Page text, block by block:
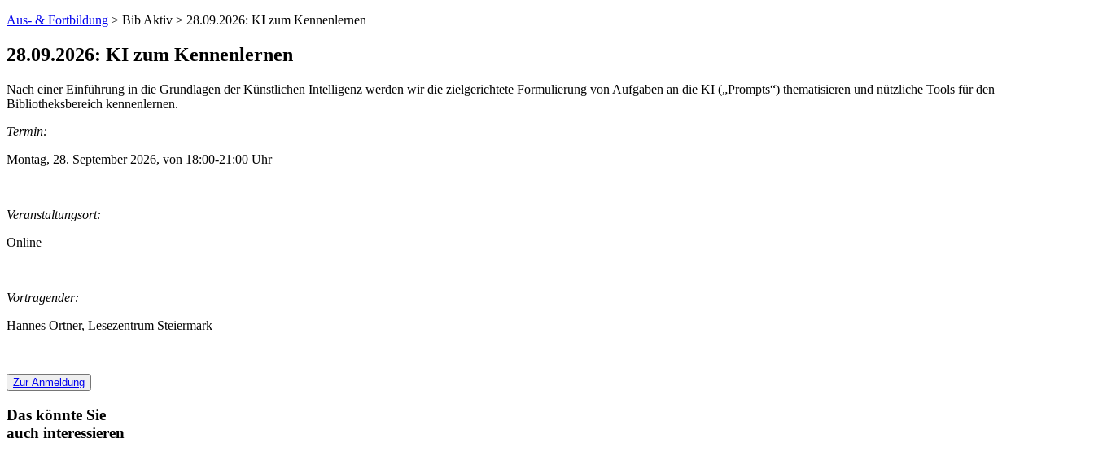
Aus- & Fortbildung > Bib Aktiv > 28.09.2026: KI zum Kennenlernen
28.09.2026: KI zum Kennenlernen
Nach einer Einführung in die Grundlagen der Künstlichen Intelligenz werden wir die zielgerichtete Formulierung von Aufgaben an die KI („Prompts“) thematisieren und nützliche Tools für den
Bibliotheksbereich kennenlernen.
Termin:
Montag, 28. September 2026, von 18:00-21:00 Uhr
Veranstaltungsort:
Online
Vortragender:
Hannes Ortner, Lesezentrum Steiermark
Zur Anmeldung
Das könnte Sie
auch interessieren